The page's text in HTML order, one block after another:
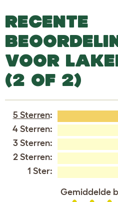
RECENTE
VOOR
(2 OF 2)
5 Sterren:
4 Sterren:
3 Sterren:
2 Sterren:
1 Ster:
Gemiddelde